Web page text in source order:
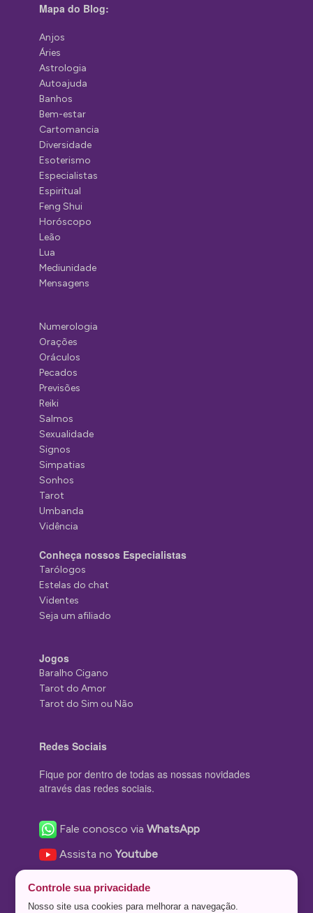
Mapa do Blog:
Anjos
Áries
Astrologia
Autoajuda
Banhos
Bem-estar
Cartomancia
Diversidade
Esoterismo
Especialistas
Espiritual
Feng Shui
Horóscopo
Leão
Lua
Mediunidade
Mensagens
Numerologia
Orações
Oráculos
Pecados
Previsões
Reiki
Salmos
Sexualidade
Signos
Simpatias
Sonhos
Tarot
Umbanda
Vidência
Conheça nossos Especialistas
Tarólogos
Estelas do chat
Videntes
Seja um afiliado
Jogos
Baralho Cigano
Tarot do Amor
Tarot do Sim ou Não
Redes Sociais
Fique por dentro de todas as nossas novidades
através das redes sociais.
Fale conosco viaWhatsApp
Assista noYoutube
Nos siga no Instagram
Controle sua privacidade
Nosso site usa cookies para melhorar a navegação.